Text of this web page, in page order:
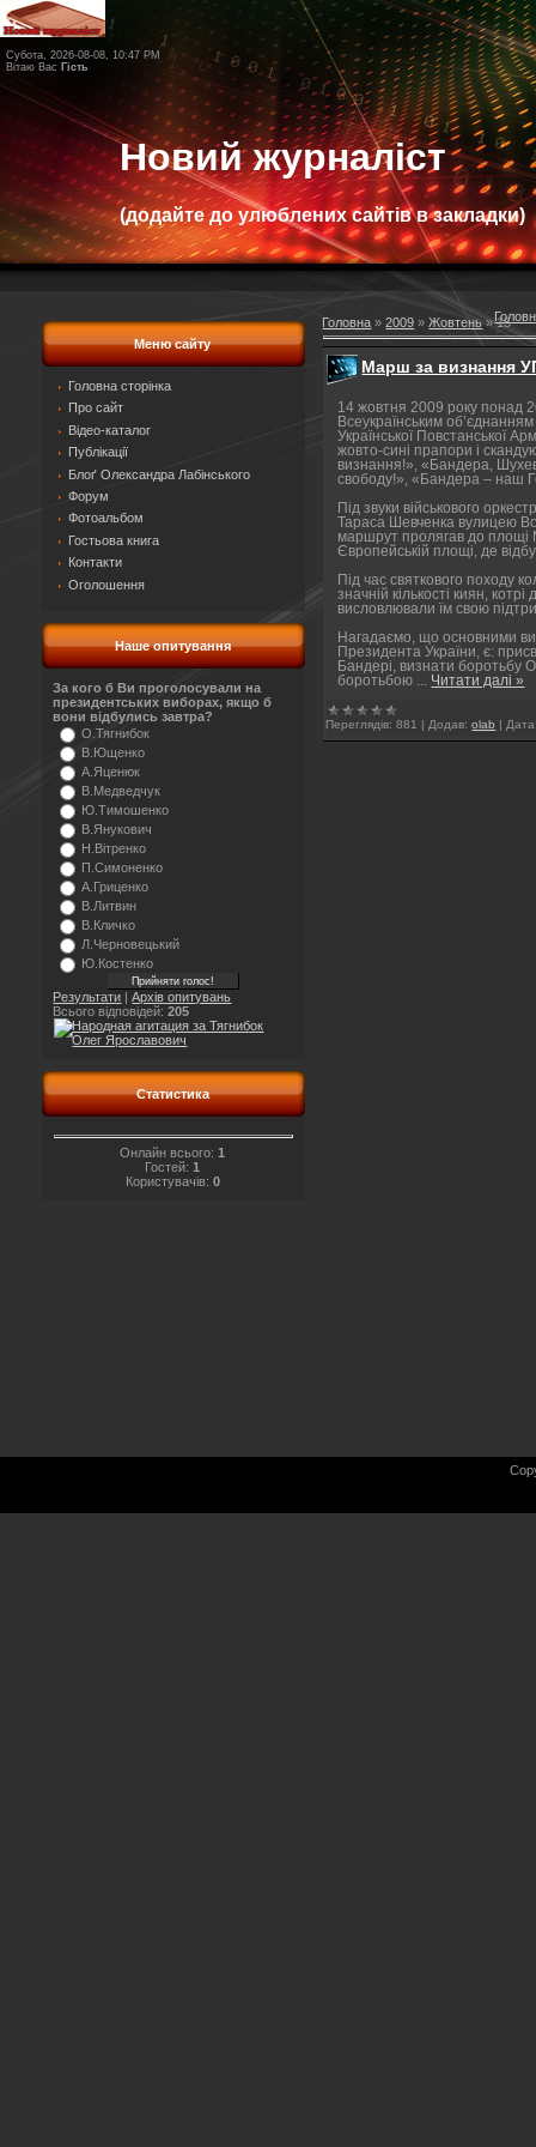
Субота, 2026-08-08, 10:47 PM
Вітаю Вас Гість
Новий журналіст
(додайте до улюблених сайтів в закладки)
Меню сайту
Головна сторінка
Про сайт
Відео-каталог
Публікації
Блоґ Олександра Лабінського
Форум
Фотоальбом
Гостьова книга
Контакти
Оголошення
Наше опитування
За кого б Ви проголосували на
президентських виборах, якщо б
вони відбулись завтра?
О.Тягнибок
В.Ющенко
А.Яценюк
В.Медведчук
Ю.Тимошенко
В.Янукович
Н.Вітренко
П.Симоненко
А.Гриценко
В.Литвин
В.Кличко
Л.Черновецький
Ю.Костенко
Результати |Архів опитувань
Всього відповідей:205
Статистика
Онлайн всього:1
Гостей:1
Користувачів: 0
Головна »2009 » Жовтень » 15
Марш за визнання
14 жовтня 2009 року понад
Всеукраїнським
Української Повстанської
жовто-сині прапори і
визнання!», «Бандера,
свободу!», «Бандера – наш
Під звуки військового
Тараса Шевченка вулицею
маршрут пролягав до площі
Європейській площі, де
Під час святкового походу
значній кількості киян,
висловлювали їм свою
Нагадаємо, що основними
Президента України, є:
Бандері, визнати
боротьбою
Читати далі »
Переглядів: 881 | Додав: olab |